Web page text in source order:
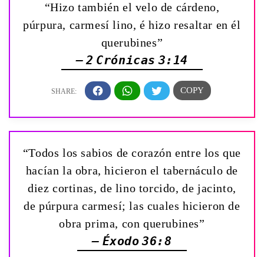
“Hizo también el velo de cárdeno,
púrpura, carmesí lino, é hizo resaltar en él
querubines”
— 2 Crónicas 3:14
“Todos los sabios de corazón entre los que
hacían la obra, hicieron el tabernáculo de
diez cortinas, de lino torcido, de jacinto,
de púrpura carmesí; las cuales hicieron de
obra prima, con querubines”
— Éxodo 36:8